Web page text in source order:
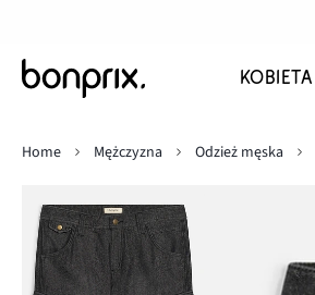
KOBIETA
Home
Mężczyzna Odzież męska